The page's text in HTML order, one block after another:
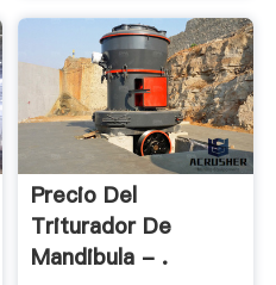
Precio Del
Triturador De
Mandibula - .